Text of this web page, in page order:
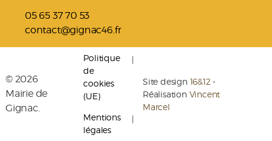
05 65 37 70 53
contact@gignac46.fr
© 2026
Mairie de
Gignac.
Politique
de
cookies
(UE)
Mentions
légales
Site design 16&12 -
Réalisation Vincent
Marcel